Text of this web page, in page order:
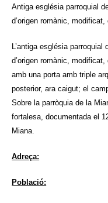
Antiga església parroquial
d’origen romànic,
L’antiga església
d’origen romànic,
amb una porta amb triple
posterior, ara caigut; el
Sobre la parròquia de la
fortalesa, documentada el
Miana.
Adreça:
Població: